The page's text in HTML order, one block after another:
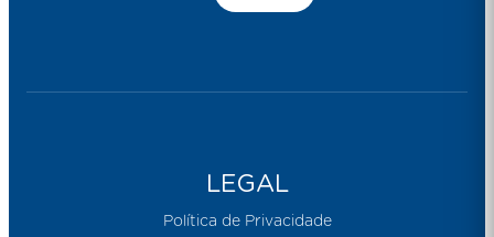
LEGAL
Política de Privacidade